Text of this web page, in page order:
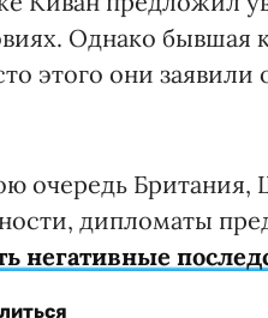
Однако бывшая
этого они заявили
очередь Британия,
дипломаты
негативные